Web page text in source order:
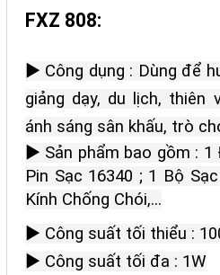
FXZ 808:
► Công dụng : Dùng để
giảng dạy, du lịch, thiên
ánh sáng sân khấu, trò
► Sản phẩm bao gồm : 1
Pin Sạc 16340 ; 1 Bộ
Kính Chống Chói,...
► Công suất tối thiểu :
► Công suất tối đa : 1W